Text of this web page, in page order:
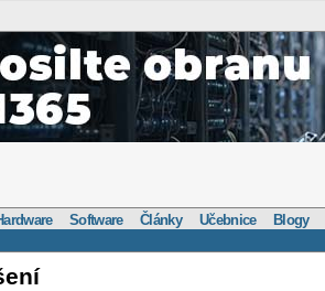
Software Články Učebnice Blogy